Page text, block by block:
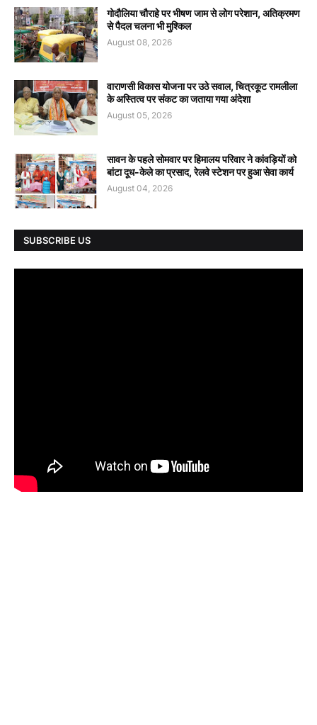
गोदौलिया चौराहे पर भीषण जाम से लोग परेशान, अतिक्रमण
से पैदल चलना भी मुश्किल
August 08, 2026
वाराणसी विकास योजना पर उठे सवाल, चित्रकूट रामलीला
के अस्तित्व पर संकट का जताया गया अंदेशा
August 05, 2026
सावन के पहले सोमवार पर हिमालय परिवार ने कांवड़ियों को
बांटा दूध-केले का प्रसाद, रेलवे स्टेशन पर हुआ सेवा कार्य
August 04, 2026
SUBSCRIBE US